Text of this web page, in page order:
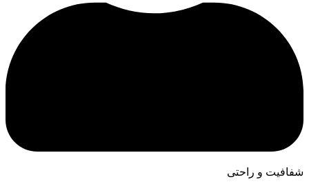
شفافیت و راحتی